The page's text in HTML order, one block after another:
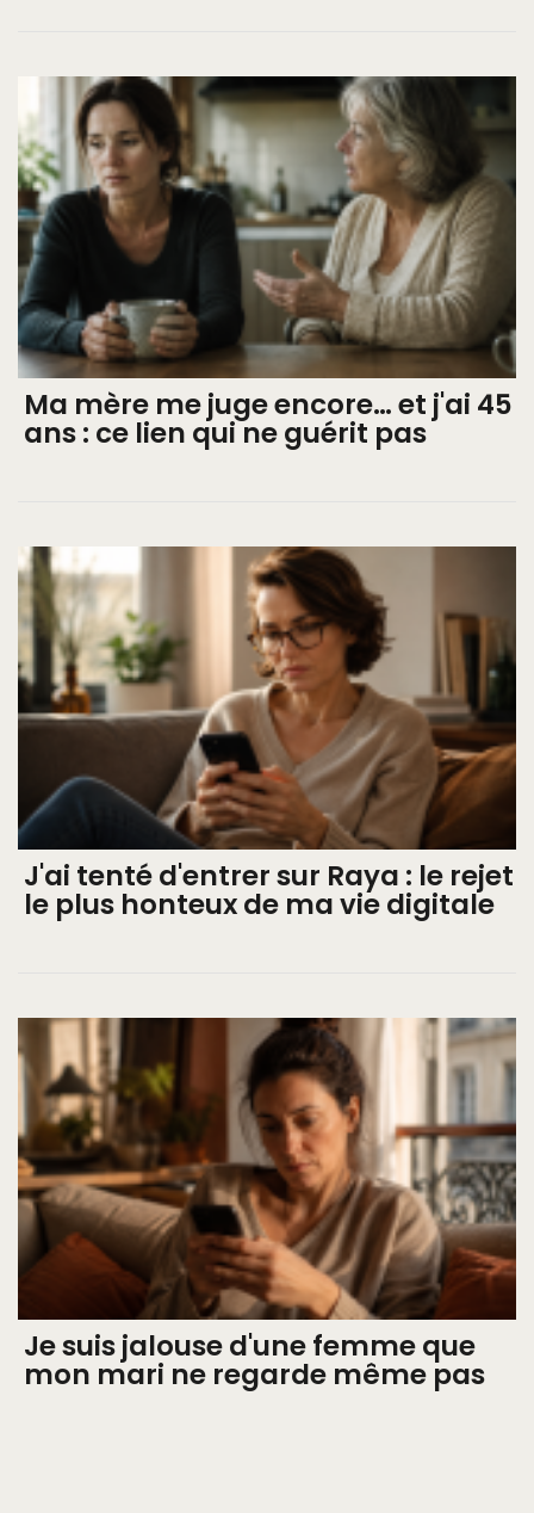
Ma mère me juge encore… et j'ai 45
ans : ce lien qui ne guérit pas
J'ai tenté d'entrer sur Raya : le rejet
le plus honteux de ma vie digitale
Je suis jalouse d'une femme que
mon mari ne regarde même pas